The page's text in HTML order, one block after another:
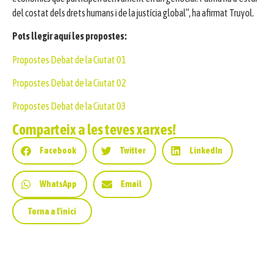
del costat dels drets humans i de la justícia global”, ha afirmat Truyol.
Pots llegir aquí les propostes:
Propostes Debat de la Ciutat 01
Propostes Debat de la Ciutat 02
Propostes Debat de la Ciutat 03
Comparteix a les teves xarxes!
Facebook Twitter LinkedIn
WhatsApp Email
Torna a l'inici